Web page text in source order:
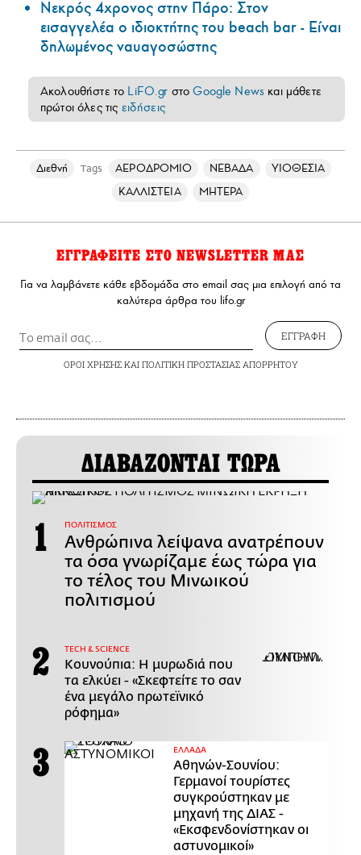
Νεκρός 4χρονος στην Πάρο: Στον
εισαγγελέα ο ιδιοκτήτης του beach bar - Είναι
δηλωμένος ναυαγοσώστης
Ακολουθήστε το LiFO.gr στοGoogle News και μάθετε
πρώτοι όλες τις ειδήσεις
Διεθνή Tags ΑΕΡΟΔΡΟΜΙΟ ΝΕΒΑΔΑ
ΥΙΟΘΕΣΙΑ
ΚΑΛΛΙΣΤΕΙΑ
ΜΗΤΕΡΑ
ΕΓΓΡΑΦΕΙΤΕ ΣΤΟ NEWSLETTER ΜΑΣ
Για να λαμβάνετε κάθε εβδομάδα στο email σας μια επιλογή από τα
καλύτερα άρθρα του lifo.gr
ΕΓΓΡΑΦΗ
ΟΡΟΙ ΧΡΗΣΗΣΚΑΙ ΠΟΛΙΤΙΚΗ ΠΡΟΣΤΑΣΙΑΣ ΑΠΟΡΡΗΤΟΥ
ΔΙΑΒΑΖΟΝΤΑΙ ΤΩΡΑ
ΠΟΛΙΤΙΣΜΟΣ
Ανθρώπινα λείψανα ανατρέπουν
τα όσα γνωρίζαμε έως τώρα για
το τέλος του Μινωικού
πολιτισμού
ΤECH & SCIENCE
Κουνούπια: Η μυρωδιά που
τα ελκύει - «Σκεφτείτε το σαν
ένα μεγάλο πρωτεϊνικό
ρόφημα»
ΕΛΛΑΔΑ
Αθηνών-Σουνίου:
Γερμανοί τουρίστες
συγκρούστηκαν με
μηχανή της ΔΙΑΣ -
«Εκσφενδονίστηκαν οι
αστυνομικοί»